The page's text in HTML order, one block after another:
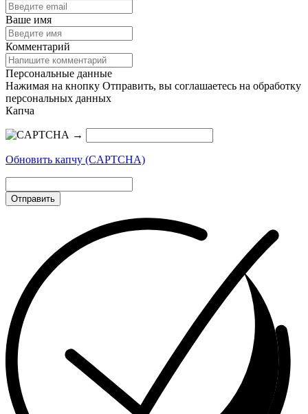
Ваше имя
Комментарий
Персональные данные
Нажимая на кнопку Отправить, вы соглашаетесь на обработку
персональных данных
Капча
→
Обновить капчу (CAPTCHA)
Отправить